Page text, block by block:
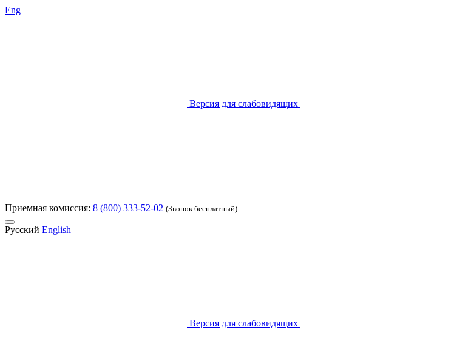
Eng
Версия для слабовидящих
Приемная комиссия: 8 (800) 333-52-02 (Звонок бесплатный)
Русский English
Версия для слабовидящих